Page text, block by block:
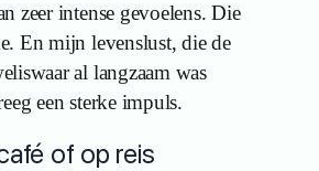
zeer intense gevoelens. Die
En mijn levenslust, die de
al langzaam was
een sterke impuls.
of op reis